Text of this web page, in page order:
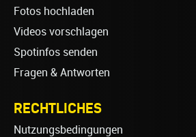
Fotos hochladen
Videos vorschlagen
Spotinfos senden
Fragen & Antworten
RECHTLICHES
Nutzungsbedingungen